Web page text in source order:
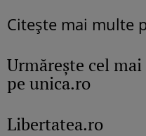
Citeşte mai multe
Urmăreşte cel
pe unica.ro
Libertatea.ro